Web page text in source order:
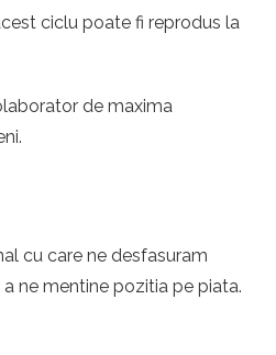
ciclu poate fi reprodus la
de maxima
cu care ne desfasuram
ne mentine pozitia pe piata.